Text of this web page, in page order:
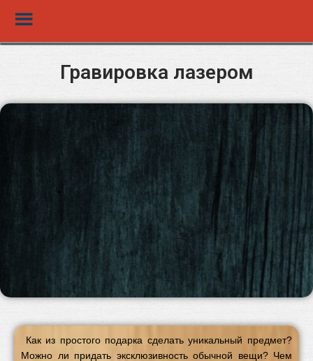
Гравировка лазером
Как из простого подарка сделать уникальный предмет?
Можно ли придать эксклюзивность обычной вещи? Чем